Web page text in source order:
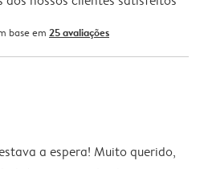
base em 25 avaliações
a espera! Muito querido,